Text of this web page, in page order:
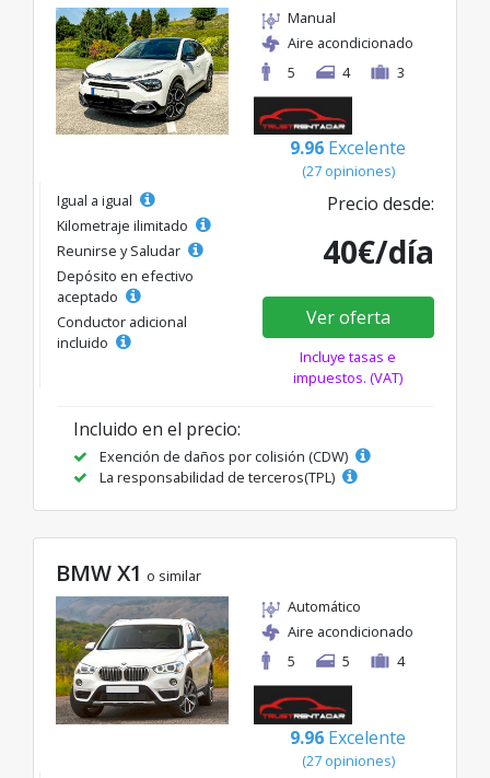
Manual
Aire acondicionado
5
4 3
9.96 Excelente
(27 opiniones)
Igual a igual
Kilometraje ilimitado
Reunirse y Saludar
Depósito en efectivo
aceptado
Conductor adicional
incluido
Precio desde:
40€/día
Ver oferta
Incluye tasas e
impuestos. (VAT)
Incluido en el precio:
Exención de daños por colisión (CDW)
La responsabilidad de terceros(TPL)
BMW X1 o similar
Automático
Aire acondicionado
5
5 4
9.96 Excelente
(27 opiniones)